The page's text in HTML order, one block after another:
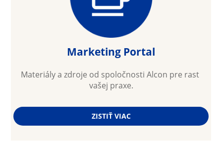
Marketing Portal
Materiály a zdroje od spoločnosti Alcon pre rast
vašej praxe.
ZISTIŤ VIAC